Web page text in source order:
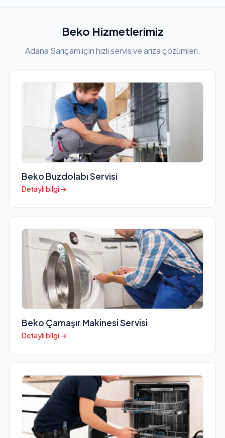
Beko Hizmetlerimiz
Adana Sarıçam için hızlı servis ve arıza çözümleri.
Beko Buzdolabı Servisi
Detaylı bilgi →
Beko Çamaşır Makinesi Servisi
Detaylı bilgi →